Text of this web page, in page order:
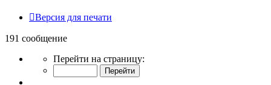
Версия для печати
191 сообщение
СтраницаПерейти на страницу: